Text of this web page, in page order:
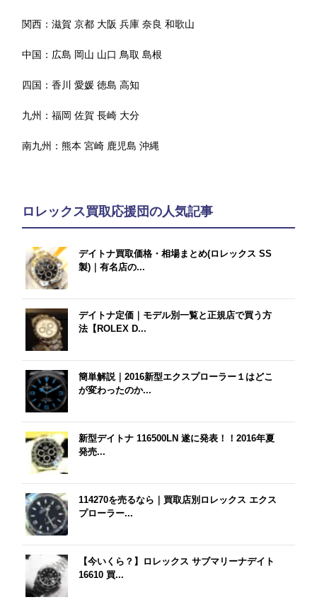
関西：滋賀 京都 大阪 兵庫 奈良 和歌山
中国： 広島 岡山 山口 鳥取 島根
四国：香川 愛媛 徳島 高知
九州：福岡 佐賀 長崎 大分
南九州：熊本 宮崎 鹿児島 沖縄
ロレックス買取応援団の人気記事
デイトナ買取価格・相場まとめ(ロレックス SS
製)｜有名店の...
デイトナ定価｜モデル別一覧と正規店で買う方
法【ROLEX D...
簡単解説｜2016新型エクスプローラー１はどこ
が変わったのか...
新型デイトナ 116500LN 遂に発表！！2016年夏
発売...
114270を売るなら｜買取店別ロレックス エクス
プローラー...
【今いくら？】ロレックス サブマリーナデイト
16610 買...